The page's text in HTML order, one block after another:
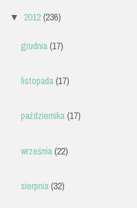
▼ 2012(236)
grudnia(17)
listopada(17)
października(17)
września(22)
sierpnia(32)